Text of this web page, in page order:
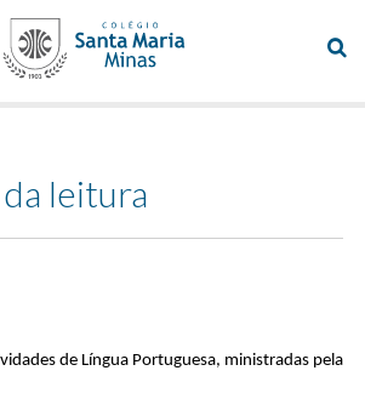
leitura
de Língua Portuguesa, ministradas pela